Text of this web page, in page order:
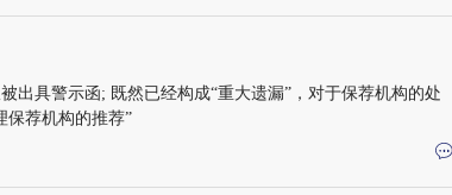
出具警示函; 既然已经构成“重大遗漏”，对于保荐机构的处
保荐机构的推荐”